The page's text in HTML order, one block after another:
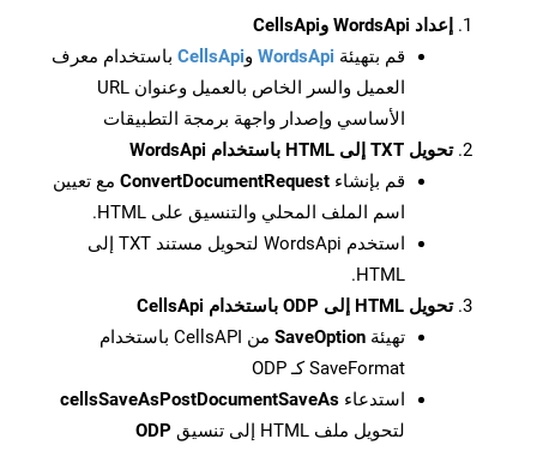
إعداد WordsApi وCellsApi
قم بتهيئة WordsApi وCellsApi باستخدام معرف
العميل والسر الخاص بالعميل وعنوان URL
الأساسي وإصدار واجهة برمجة التطبيقات
تحويل TXT إلى HTML باستخدام WordsApi
قم بإنشاء ConvertDocumentRequest مع تعيين
اسم الملف المحلي والتنسيق على HTML.
استخدم WordsApi لتحويل مستند TXT إلى
HTML.
تحويل HTML إلى ODP باستخدام CellsApi
تهيئة SaveOption
من CellsAPI باستخدام
SaveFormat كـ ODP
استدعاء cellsSaveAsPostDocumentSaveAs
لتحويل ملف HTML إلى تنسيق
ODP